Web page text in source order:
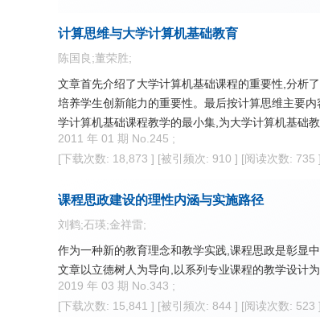
计算思维与大学计算机基础教育
陈国良;董荣胜;
文章首先介绍了大学计算机基础课程的重要性,分析
培养学生创新能力的重要性。最后按计算思维主要
学计算机基础课程教学的最小集,为大学计算机基础
2011 年 01 期 No.245 ;
[下载次数: 18,873 ] [被引频次: 910 ] [阅读次数: 735 ]
课程思政建设的理性内涵与实施路径
刘鹤;石瑛;金祥雷;
作为一种新的教育理念和教学实践,课程思政是彰显
文章以立德树人为导向,以系列专业课程的教学设计
2019 年 03 期 No.343 ;
[下载次数: 15,841 ] [被引频次: 844 ] [阅读次数: 523 ]